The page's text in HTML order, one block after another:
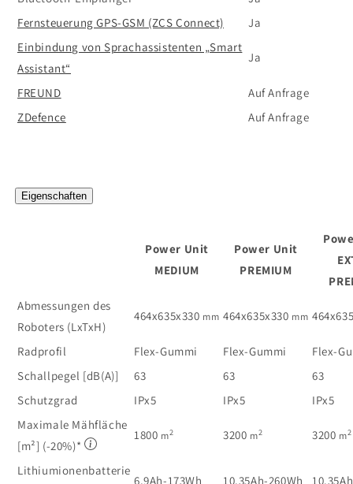
Fernsteuerung GPS-GSM (ZCS Connect)
Ja
Einbindung von Sprachassistenten „Smart
Assistant“
Ja
FREUND
Auf Anfrage
ZDefence
Auf Anfrage
Eigenschaften
Power Unit
MEDIUM
Power Unit
PREMIUM
Abmessungen des
Roboters (LxTxH)
464x635x330 mm 464x635x330 mm
Radprofil Flex-Gummi Flex-Gummi
Flex-
Schallpegel [dB(A)]
63 63
63
Schutzgrad
IPx5 IPx5
IPx5
Maximale Mähfläche
[m²] (-20%)*
1800 m2 3200 m2 3200 m2
Lithiumionenbatterie
6.9Ah-173Wh 10.35Ah-260Wh